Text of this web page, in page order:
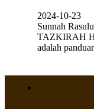
2024-10-23
Sunnah
TAZKIRAH
adalah